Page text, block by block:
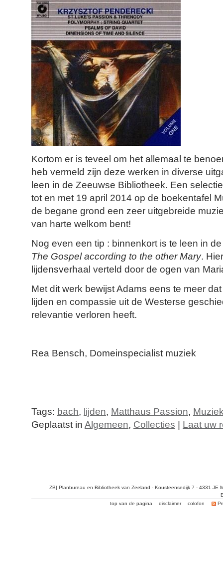
Kortom er is teveel om het allemaal te
heb vermeld zijn deze werken in diverse
leen in de Zeeuwse Bibliotheek. Een
tot en met 19 april 2014 op de boekentafel
de begane grond een zeer uitgebreide
van harte welkom bent!
Nog even een tip : binnenkort is te leen in
The Gospel according to the other Mary.
lijdensverhaal verteld door de ogen van
Met dit werk bewijst Adams eens te meer
lijden en compassie uit de Westerse
relevantie verloren heeft.
Rea Bensch, Domeinspecialist muziek
Tags: bach, lijden, Matthaus Passion,
Geplaatst in Algemeen, Collecties Laat uw
ZB| Planbureau en Bibliotheek van Zeeland - Kousteensedijk 7 - 4331 JE
top van de pagina
disclaimer colofon